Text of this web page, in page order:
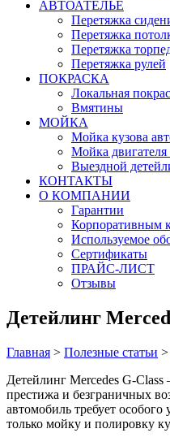
АВТОАТЕЛЬЕ
Перетяжка
Перетяжка
Перетяжка
Перетяжка рулей
ПОКРАСКА
Локальная
Вмятины
МОЙКА
Мойка кузова
Мойка
Выездной
КОНТАКТЫ
О КОМПАНИИ
Гарантии
Корпоративным
Используемое
Сертификаты
ПРАЙС-ЛИСТ
Отзывы
Детейлинг
Главная > Полезные статьи >
Детейлинг Mercedes G-Class
престижа и безграничных
автомобиль требует
только мойку и полировку